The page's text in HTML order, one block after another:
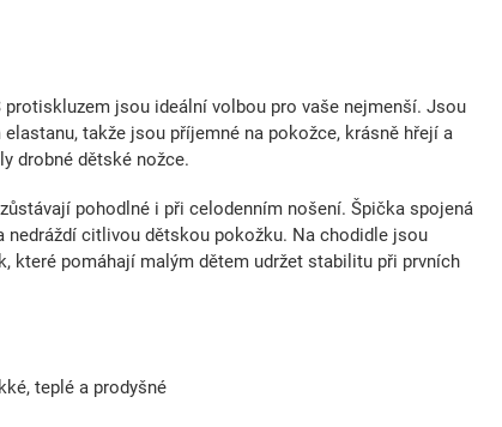
protiskluzem jsou ideální volbou pro vaše nejmenší. Jsou
takže jsou příjemné na pokožce, krásně hřejí a
drobné dětské nožce.
pohodlné i při celodenním nošení. Špička spojená
nedráždí citlivou dětskou pokožku. Na chodidle jsou
, které pomáhají malým dětem udržet stabilitu při prvních
teplé a prodyšné